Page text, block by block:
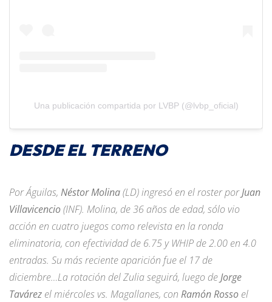
Una publicación compartida por LVBP (@lvbp_oficial)
DESDE EL TERRENO
Por Águilas, Néstor Molina(LD) ingresó en el roster porJuan
Villavicencio(INF). Molina, de 36 años de edad, sólo vio
acción en cuatro juegos como relevista en la ronda
eliminatoria, con efectividad de 6.75 y WHIP de 2.00 en 4.0
entradas. Su más reciente aparición fue el 17 de
diciembre…La rotación del Zulia seguirá, luego deJorge
Tavárez el miércoles vs. Magallanes, con Ramón Rosso el